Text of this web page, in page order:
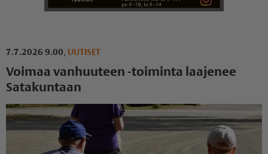
7.7.2026 9.00, UUTISET
Voimaa vanhuuteen -toiminta laajenee
Satakuntaan